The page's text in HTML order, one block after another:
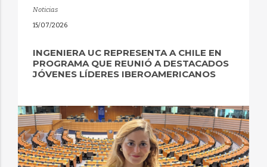
Noticias
15/07/2026
INGENIERA UC REPRESENTA A CHILE EN
PROGRAMA QUE REUNIÓ A DESTACADOS
JÓVENES LÍDERES IBEROAMERICANOS